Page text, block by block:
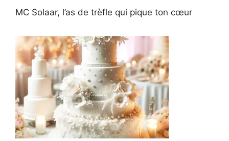
MC Solaar, l’as de trèfle qui pique ton cœur